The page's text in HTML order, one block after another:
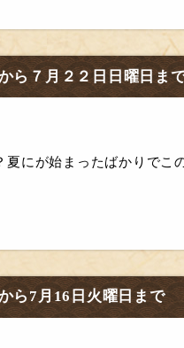
ら７月２２日日曜日ま
にが始まったばかりでこ
ら7月16日火曜日まで